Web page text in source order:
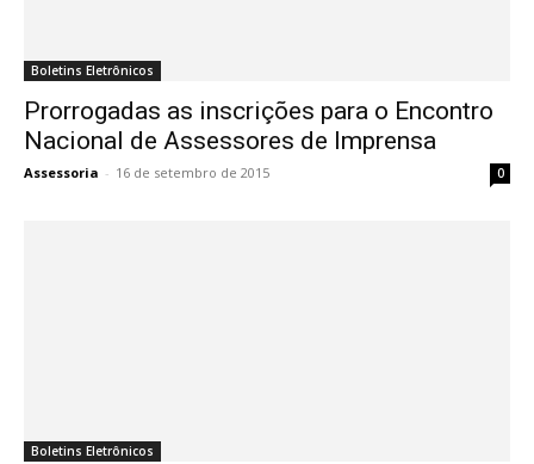
Boletins Eletrônicos
Prorrogadas as inscrições para o Encontro
Nacional de Assessores de Imprensa
Assessoria - 16 de setembro de 2015 0
Boletins Eletrônicos